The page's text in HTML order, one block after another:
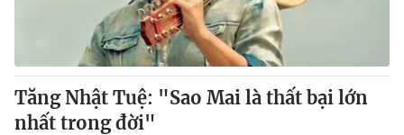
Tăng Nhật Tuệ: "Sao Mai là thất bại lớn
nhất trong đời"